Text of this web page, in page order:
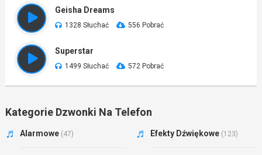
Geisha Dreams
1328 Słuchać 556 Pobrać
Superstar
1499 Słuchać 572 Pobrać
Kategorie Dzwonki Na Telefon
Alarmowe (47) Efekty Dźwiękowe (123)